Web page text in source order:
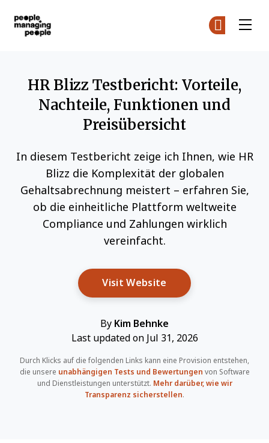
HR Blizz Testbericht: Vorteile,
Nachteile, Funktionen und
Preisübersicht
In diesem Testbericht zeige ich Ihnen, wie HR
Blizz die Komplexität der globalen
Gehaltsabrechnung meistert – erfahren Sie,
ob die einheitliche Plattform weltweite
Compliance und Zahlungen wirklich
vereinfacht.
Visit Website Opens New Window
By Kim Behnke
Last updated on Jul 31, 2026
Durch Klicks auf die folgenden Links kann eine Provision entstehen,
die unsere unabhängigen Tests und Bewertungen von Software
und Dienstleistungen unterstützt. Mehr darüber, wie wir
Transparenz sicherstellen.